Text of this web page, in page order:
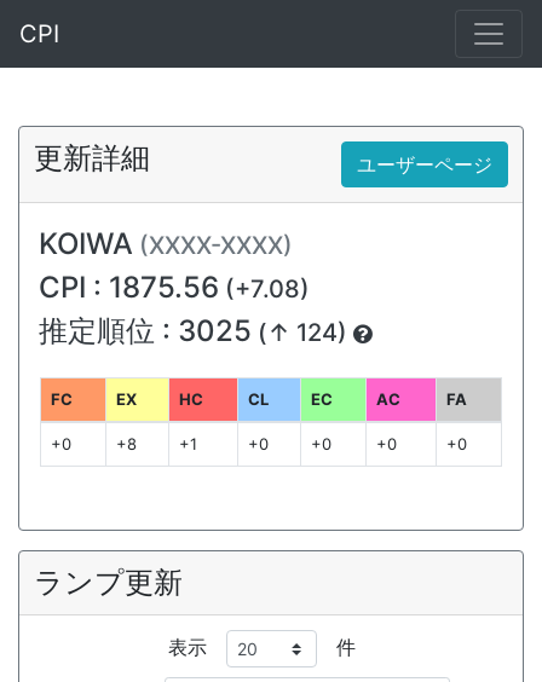
CPI
更新詳細 ユーザーページ
KOIWA (XXXX-XXXX)
CPI : 1875.56 (+7.08)
推定順位 : 3025 (↑ 124)
FC EX HC CL EC AC FA
+0 +8 +1 +0 +0 +0 +0
ランプ更新
表示 件